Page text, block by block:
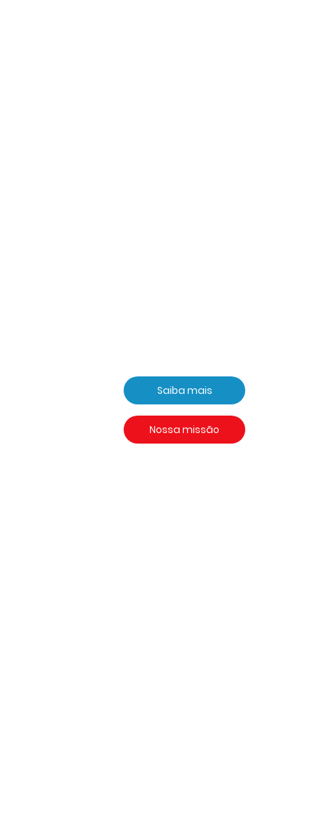
Saiba mais
Nossa missão